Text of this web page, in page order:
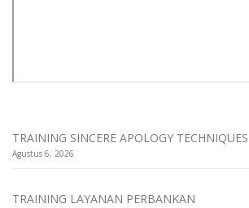
TRAINING SINCERE APOLOGY TECHNIQUES
Agustus 6, 2026
TRAINING LAYANAN PERBANKAN